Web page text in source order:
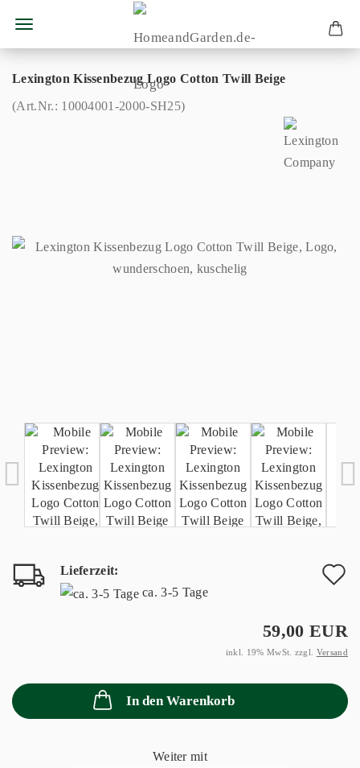
Lexington Kissenbezug Logo Cotton Twill Beige
(Art.Nr.: 10004001-2000-SH25)
Lieferzeit:
ca. 3-5 Tage
59,00 EUR
inkl. 19% MwSt. zzgl. Versand
In den Warenkorb
Weiter mit